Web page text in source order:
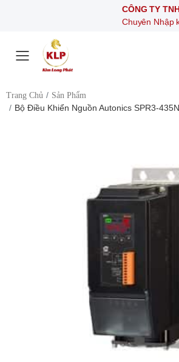
CÔNG TY TNHH
Chuyên Nhập khẩu và
Toggle mobile menu
Trang Chủ Sản Phẩm
Bộ Điều Khiển Nguồn Autonics SPR3-